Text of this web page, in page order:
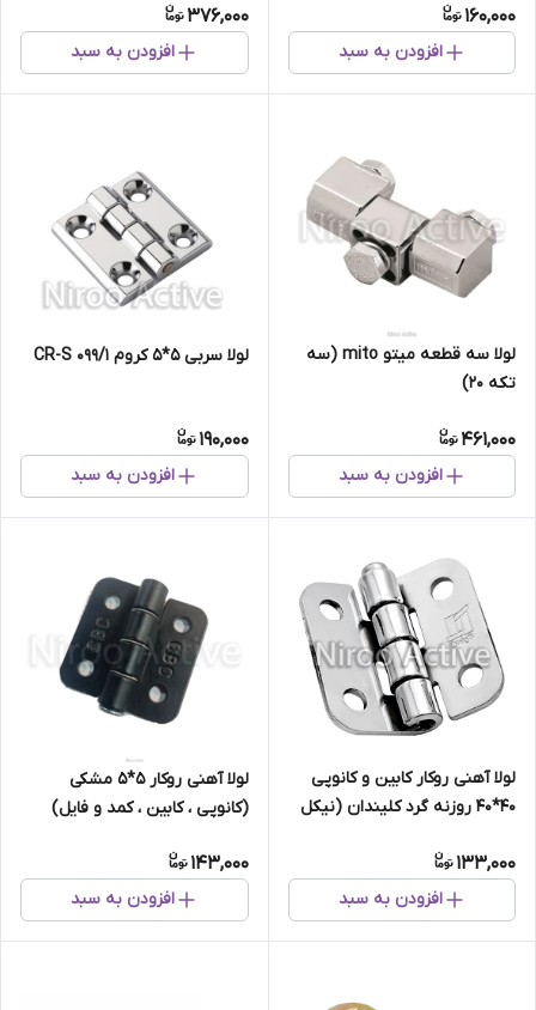
160,000
افزودن به سبد
376,000
افزودن به سبد
لولا سه قطعه میتو mito (سه
تکه 20)
461,000
افزودن به سبد
لولا سربی ۵*۵ کروم ۰۹۹/۱ CR-S
190,000
افزودن به سبد
لولا آهنی روکار کابین و کانوپی
۴۰*۴۰ روزنه گرد کلیندان (نیکل
133,000
افزودن به سبد
لولا آهنی روکار 5*5 مشکی
(کانوپی ، کابین ، کمد و فایل)
143,000
افزودن به سبد